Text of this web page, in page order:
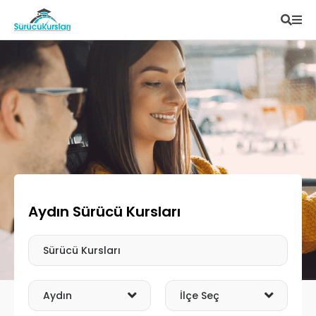
Aydın Sürücü Kursları
Arama Tipi
İl Seçin İlçe Seçin